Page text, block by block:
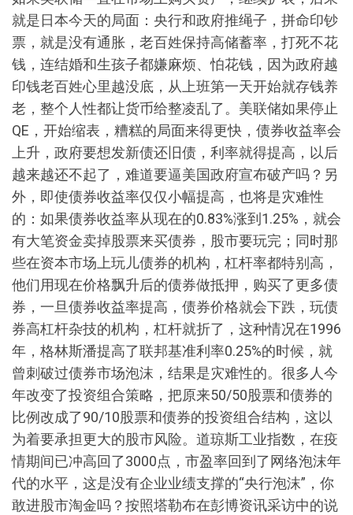
就是日本今天的局面：央行和政府推绳子，拼命印钞
票，就是没有通胀，老百姓保持高储蓄率，打死不花
钱，连结婚和生孩子都嫌麻烦、怕花钱，因为政府越
印钱老百姓心里越没底，从上班第一天开始就存钱养
老，整个人性都让货币给整凌乱了。美联储如果停止
QE，开始缩表，糟糕的局面来得更快，债券收益率会
上升，政府要想发新债还旧债，利率就得提高，以后
越来越还不起了，难道要逼美国政府宣布破产吗？另
外，即使债券收益率仅仅小幅提高，也将是灾难性
的：如果债券收益率从现在的0.83%涨到1.25%，就会
有大笔资金卖掉股票来买债券，股市要玩完；同时那
些在资本市场上玩儿债券的机构，杠杆率都特别高，
他们用现在价格飘升后的债券做抵押，购买了更多债
券，一旦债券收益率提高，债券价格就会下跌，玩债
券高杠杆杂技的机构，杠杆就折了，这种情况在1996
年，格林斯潘提高了联邦基准利率0.25%的时候，就
曾刺破过债券市场泡沫，结果是灾难性的。很多人今
年改变了投资组合策略，把原来50/50股票和债券的
比例改成了90/10股票和债券的投资组合结构，这以
为着要承担更大的股市风险。道琼斯工业指数，在疫
情期间已冲高回了3000点，市盈率回到了网络泡沫年
代的水平，这是没有企业业绩支撑的“央行泡沫”，你
敢进股市淘金吗？按照塔勒布在彭博资讯采访中的说